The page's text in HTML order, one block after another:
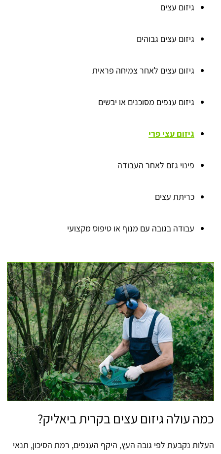
גיזום עצים
גיזום עצים גבוהים
גיזום עצים לאחר צמיחה פראית
גיזום ענפים מסוכנים או יבשים
גיזום עצי פרי
פינוי גזם לאחר העבודה
כריתת עצים
עבודה בגובה עם מנוף או טיפוס מקצועי
כמה עולה גיזום עצים בקרית ביאליק?
העלות נקבעת לפי גובה העץ, היקף הענפים, רמת הסיכון, תנאי